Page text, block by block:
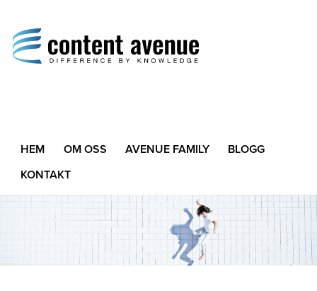
Difference by Knowledge
HEM OM OSS AVENUE FAMILY
BLOGG
KONTAKT